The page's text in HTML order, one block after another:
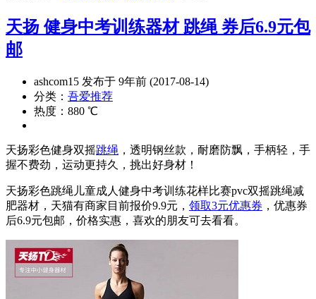
天扬 健身中考训练器材 跳绳 券后6.9元包
邮
ashcom15 发布于 9年前 (2017-08-14)
分类： 吾爱推荐
热度：880 ℃
天扬彩色健身双摇跳绳 ，透明钢丝款，耐磨防飘，手柄轻，手
握不费劲，运动更持久，挑出好身材！
天扬彩色跳绳儿童成人健身中考训练花样比赛pvc双摇跳绳减
肥器材，天猫有商家目前报价9.9元， 领取3元优惠券 ，优惠券
后6.9元包邮，价格实惠，喜欢的朋友可去看看。